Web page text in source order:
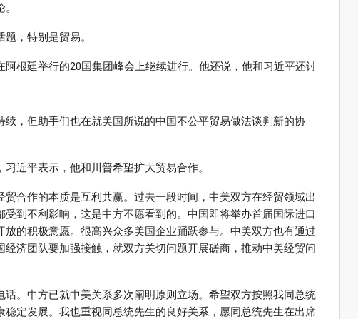
，特别是贸易。
阿根廷举行的20国集团峰会上继续进行。他还说，他和习近平还讨
，但助手们也在就美国所说的中国不公平贸易做法谈判新的协
近平表示，他和川普希望扩大贸易合作。
合作的本质是互利共赢。过去一段时间，中美双方在经贸领域出
到不利影响，这是中方不愿看到的。中国即将举办首届国际进口
的积极意愿。很高兴众多美国企业踊跃参与。中美双方也有通过
济团队要加强接触，就双方关切问题开展磋商，推动中美经贸问
。中方已就中美关系多次阐明原则立场。希望双方按照我同总统
定发展。我也重视同总统先生的良好关系，愿同总统先生在出席